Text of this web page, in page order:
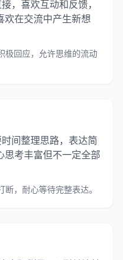
，喜欢互动和反馈，
欢在交流中产生新想
极回应，允许思维的流动
间整理思路，表达简
思考丰富但不一定全部
，耐心等待完整表达。